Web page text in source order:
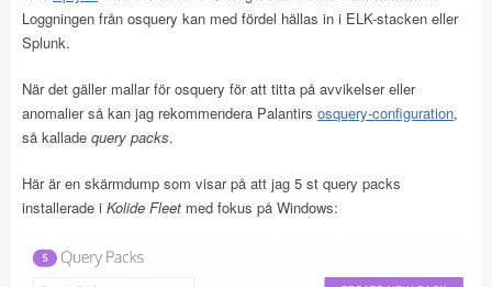
Loggningen från osquery kan med fördel hällas in i ELK-stacken eller
Splunk.
När det gäller mallar för osquery för att titta på avvikelser eller
anomalier så kan jag rekommendera Palantirs osquery-configuration,
så kallade query packs.
Här är en skärmdump som visar på att jag 5 st query packs
installerade i Kolide Fleet med fokus på Windows: